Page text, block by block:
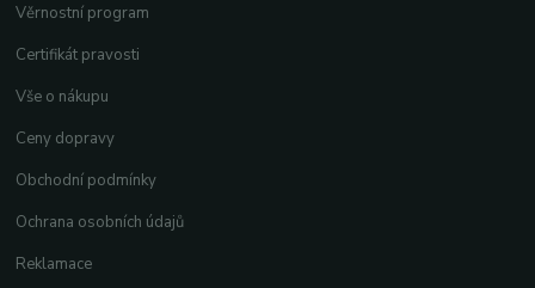
Věrnostní program
Certifikát pravosti
Vše o nákupu
Ceny dopravy
Obchodní podmínky
Ochrana osobních údajů
Reklamace